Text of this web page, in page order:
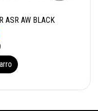
ASR AW BLACK